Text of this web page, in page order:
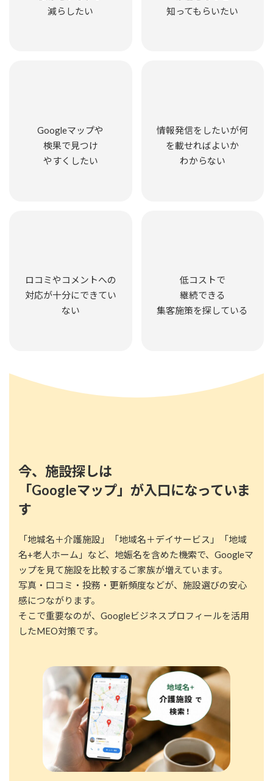
減らしたい
知ってもらいたい
Googleマップや
検果で見つけ
やすくしたい
情報発信をしたいが何
を載せればよいか
わからない
ロコミやコメントへの
対応が十分にできてい
ない
低コストで
継続できる
集客施策を探している
今、施設探しは
「Googleマップ」が入口になっていま
す
「地城名＋介護施設」「地域名＋デイサービス」「地域
名+老人ホーム」など、地娠名を含めた機索で、Googleマ
ップを見て施設を比較するご家族が増えています。
写真・口コミ・投務・更新頻度などが、施設選びの安心
感につながります。
そこで重要なのが、Googleビジネスプロフィールを活用
したMEO対策です。